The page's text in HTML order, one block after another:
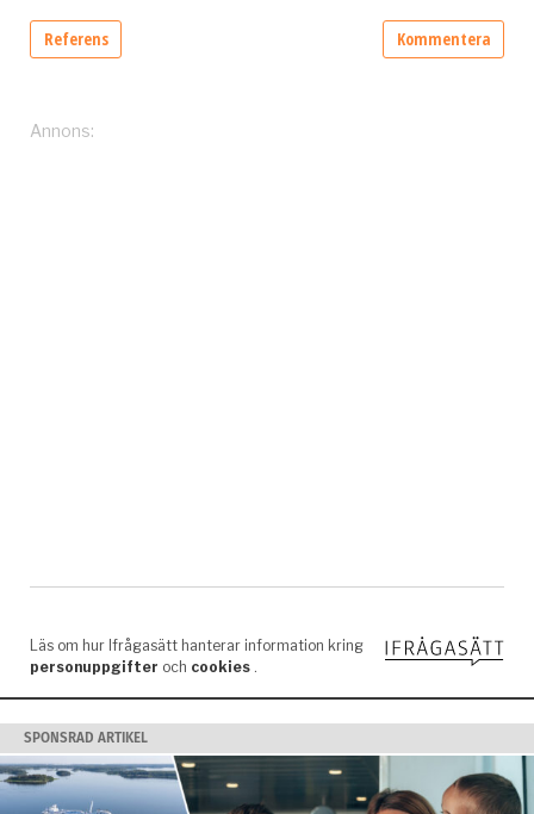
SPONSRAD ARTIKEL